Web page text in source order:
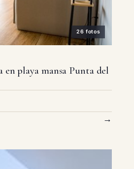
26 fotos
playa mansa Punta del
→